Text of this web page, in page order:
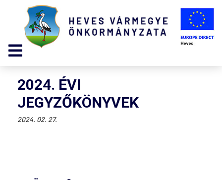
2024. ÉVI
JEGYZŐKÖNYVEK
2024. 02. 27.